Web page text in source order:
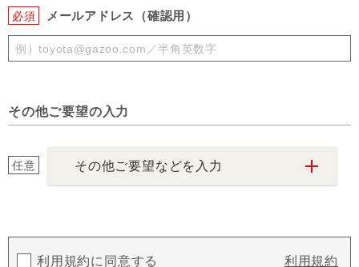
必須 メールアドレス（確認用）
その他ご要望の入力
任意 その他ご要望などを入力
利用規約に同意する 利用規約